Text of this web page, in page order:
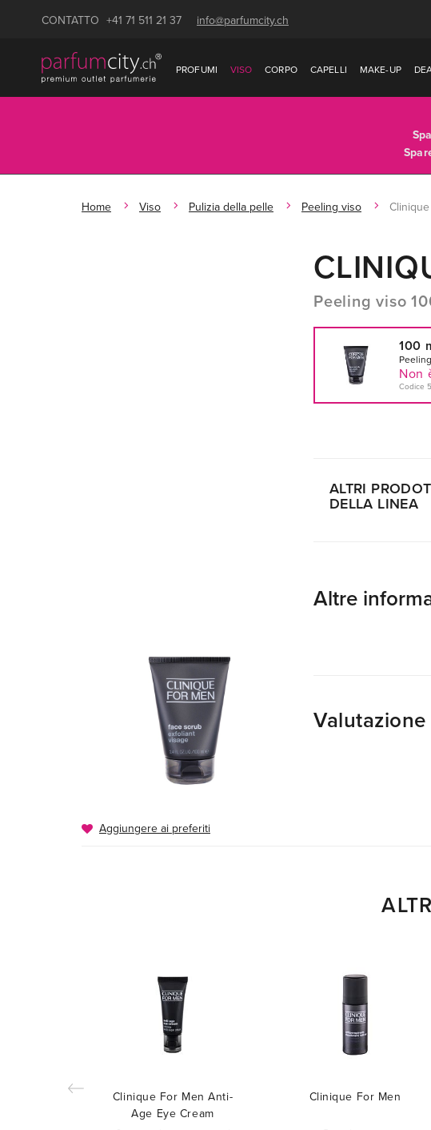
CONTATTO +41 71 511 21 37 info@parfumcity.ch
PROFUMI VISO CORPO CAPELLI MAKE-UP
Home Viso Pulizia della pelle Peeling viso
Aggiungere ai preferiti
Peeling viso
100
Codice
ALTRI
DELLA LINEA
Altre
Valutazione
Clinique For Men Anti-
Age Eye Cream
Clinique For Men